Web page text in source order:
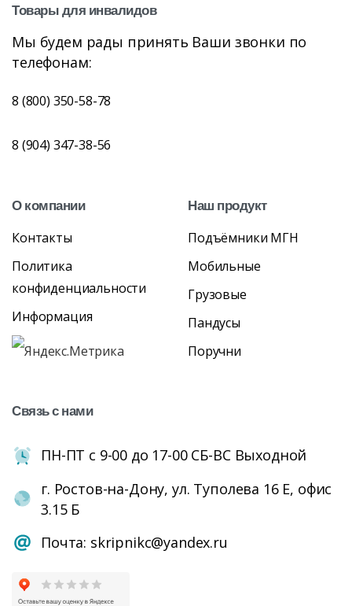
Товарыдля инвалидов
Мы будем рады принять Ваши звонки по
телефонам:
8 (800) 350-58-78
8 (904) 347-38-56
Окомпании
Контакты
Политика
конфиденциальности
Информация
Наш продукт
Подъёмники МГН
Мобильные
Грузовые
Пандусы
Поручни
Связьснами
ПН-ПТ с 9-00 до 17-00 СБ-ВС Выходной
г. Ростов-на-Дону, ул. Туполева 16 Е, офис
3.15 Б
Почта: skripnikc@yandex.ru